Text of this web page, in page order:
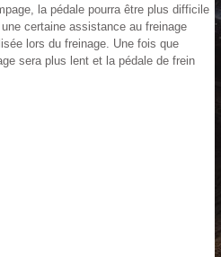
la pédale pourra être plus difficile
certaine assistance au freinage
lors du freinage. Une fois que
sera plus lent et la pédale de frein